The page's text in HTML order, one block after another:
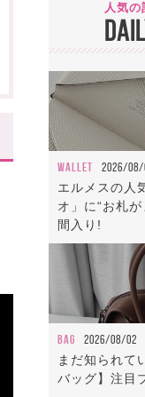
人気の
WALLET 2026/08/
エルメスの人
オ」に“お札
間入り!
BAG 2026/08/02
まだ知られて
バッグ】注目